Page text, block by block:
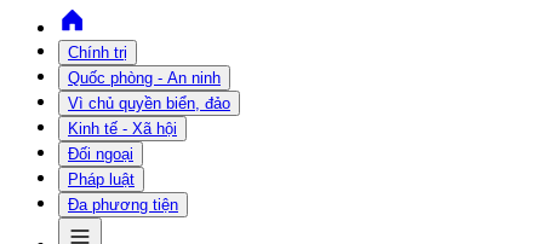
Chính trị
Quốc phòng - An ninh
Vì chủ quyền biển, đảo
Kinh tế - Xã hội
Đối ngoại
Pháp luật
Đa phương tiện